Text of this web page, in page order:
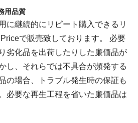
用品質
に継続的にリピート購入できるリ
で販売致しております。 必要
劣化品を出荷したりした廉価品が
し、それらでは不具合が頻発する
の場合、トラブル発生時の保証も
必要な再生工程を省いた廉価品は